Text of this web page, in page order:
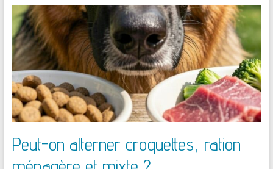
Peut-on alterner croquettes, ration